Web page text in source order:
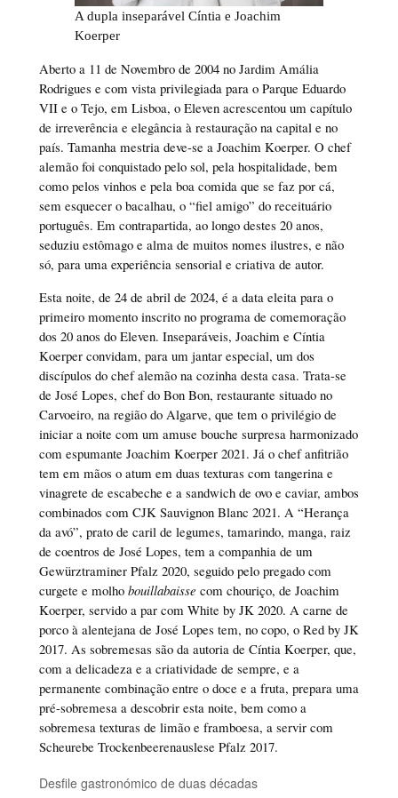
A dupla inseparável Cíntia e Joachim
Koerper
Aberto a 11 de Novembro de 2004 no Jardim Amália
Rodrigues e com vista privilegiada para o Parque Eduardo
VII e o Tejo, em Lisboa, o Eleven acrescentou um capítulo
de irreverência e elegância à restauração na capital e no
país. Tamanha mestria deve-se a Joachim Koerper. O chef
alemão foi conquistado pelo sol, pela hospitalidade, bem
como pelos vinhos e pela boa comida que se faz por cá,
sem esquecer o bacalhau, o “fiel amigo” do receituário
português. Em contrapartida, ao longo destes 20 anos,
seduziu estômago e alma de muitos nomes ilustres, e não
só, para uma experiência sensorial e criativa de autor.
Esta noite, de 24 de abril de 2024, é a data eleita para o
primeiro momento inscrito no programa de comemoração
dos 20 anos do Eleven. Inseparáveis, Joachim e Cíntia
Koerper convidam, para um jantar especial, um dos
discípulos do chef alemão na cozinha desta casa. Trata-se
de José Lopes, chef do Bon Bon, restaurante situado no
Carvoeiro, na região do Algarve, que tem o privilégio de
iniciar a noite com um amuse bouche surpresa harmonizado
com espumante Joachim Koerper 2021. Já o chef anfitrião
tem em mãos o atum em duas texturas com tangerina e
vinagrete de escabeche e a sandwich de ovo e caviar, ambos
combinados com CJK Sauvignon Blanc 2021. A “Herança
da avó”, prato de caril de legumes, tamarindo, manga, raiz
de coentros de José Lopes, tem a companhia de um
Gewürztraminer Pfalz 2020, seguido pelo pregado com
curgete e molho bouillabaisse com chouriço, de Joachim
Koerper, servido a par com White by JK 2020. A carne de
porco à alentejana de José Lopes tem, no copo, o Red by JK
2017. As sobremesas são da autoria de Cíntia Koerper, que,
com a delicadeza e a criatividade de sempre, e a
permanente combinação entre o doce e a fruta, prepara uma
pré-sobremesa a descobrir esta noite, bem como a
sobremesa texturas de limão e framboesa, a servir com
Scheurebe Trockenbeerenauslese Pfalz 2017.
Desfile gastronómico de duas décadas